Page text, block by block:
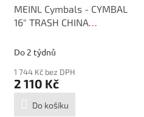
MEINL Cymbals - CYMBAL
16" TRASH CHINA
Do 2 týdnů
1 744 Kč bez DPH
2 110 Kč
Do košíku